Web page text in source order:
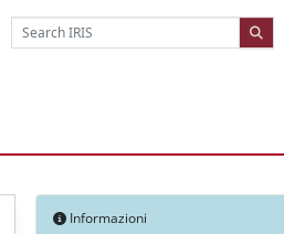
Informazioni